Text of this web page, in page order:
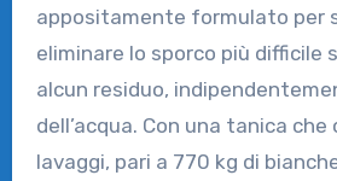
appositamente formulato per
eliminare lo sporco più difficile
alcun residuo,
dell’acqua. Con una tanica che
lavaggi, pari a 770 kg di